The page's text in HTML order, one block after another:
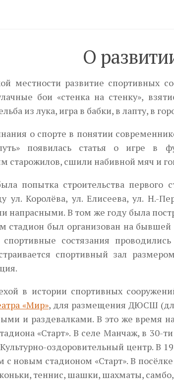
О
местности развитие спортивных
бои «стенка на стенку»,
из лука, игра в бабки, в лапту, в
о спорте в понятии
появилась статья о игре в
старожилов, сшили набивной мяч и
попытка строительства первого
ул. Королёва, ул. Елисеева, ул. Н.-
напрасными. В том же году была
стадион был организован на
состязания
спортив­ный зал
в истории спортивных
«Мир», для разме­щения ДЮСШ
и раздевалками. В это же время
«Старт». В селе Манчаж, в 30-
оздоровительный центр. В
с новым стадионом «Старт». В
теннис, шашки, шахматы,